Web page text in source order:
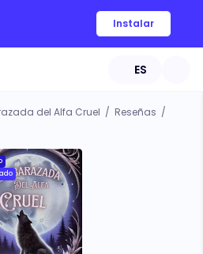
Instalar
ES
del Alfa Cruel / Reseñas /